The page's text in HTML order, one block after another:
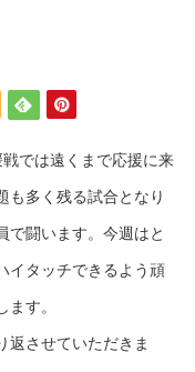
では遠くまで応援に来
も多く残る試合となり
で闘います。今週はと
イタッチできるよう頑
す。
返させていただきま